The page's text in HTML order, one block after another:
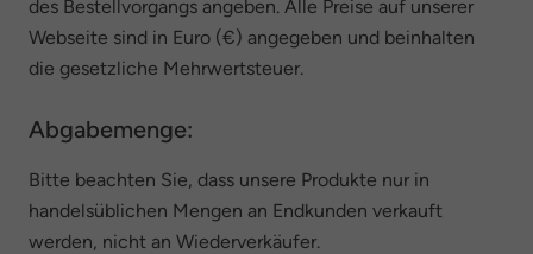
des Bestellvorgangs angeben. Alle Preise auf unserer
Webseite sind in Euro (€) angegeben und beinhalten
die gesetzliche Mehrwertsteuer.
Abgabemenge:
Bitte beachten Sie, dass unsere Produkte nur in
handelsüblichen Mengen an Endkunden verkauft
werden, nicht an Wiederverkäufer.